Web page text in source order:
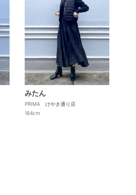
みたん
PRIMA けやき通り店
164cm